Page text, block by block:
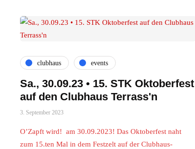
clubhaus events
Sa., 30.09.23 • 15. STK Oktoberfest
auf den Clubhaus Terrass'n
3. September 2023
O’Zapft wird! am 30.09.2023! Das Oktoberfest naht
zum 15.ten Mal in dem Festzelt auf der Clubhaus-